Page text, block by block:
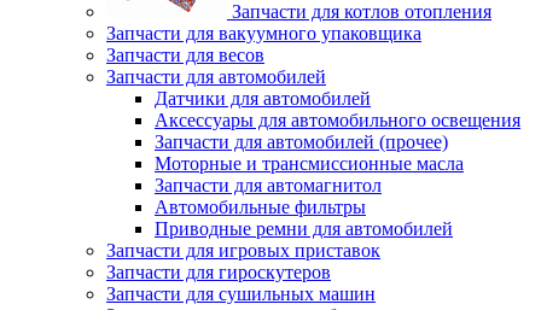
Запчасти для котлов отопления
Запчасти для вакуумного упаковщика
Запчасти для весов
Запчасти для автомобилей
Датчики для автомобилей
Аксессуары для автомобильного освещения
Запчасти для автомобилей (прочее)
Моторные и трансмиссионные масла
Запчасти для автомагнитол
Автомобильные фильтры
Приводные ремни для автомобилей
Запчасти для игровых приставок
Запчасти для гироскутеров
Запчасти для сушильных машин